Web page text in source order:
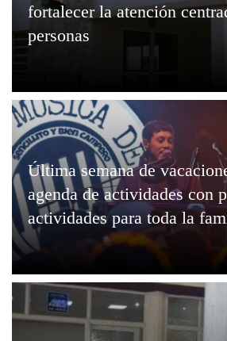
fortalecer la atención
personas
Última semana de
agenda de actividades con
actividades para toda la